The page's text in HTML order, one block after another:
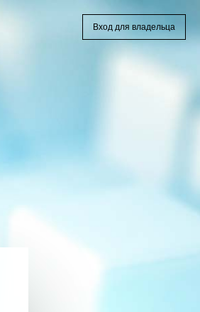
Вход для владельца